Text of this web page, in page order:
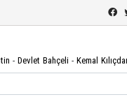
- Devlet Bahçeli - Kemal